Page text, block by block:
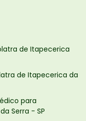
de Itapecerica
de Itapecerica da
para
Serra - SP